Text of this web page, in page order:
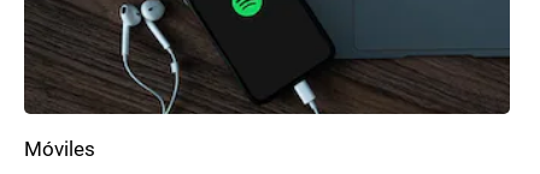
Móviles